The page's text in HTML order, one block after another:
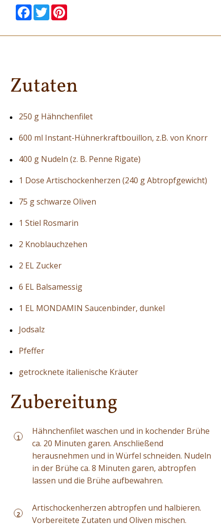
null
Facebook
null null
Twitter
null null
null
Zutaten
250 g Hähnchenfilet
600 ml Instant-Hühnerkraftbouillon, z.B. von Knorr
400 g Nudeln (z. B. Penne Rigate)
1 Dose Artischockenherzen (240 g Abtropfgewicht)
75 g schwarze Oliven
1 Stiel Rosmarin
2 Knoblauchzehen
2 EL Zucker
6 EL Balsamessig
1 EL MONDAMIN Saucenbinder, dunkel
Jodsalz
Pfeffer
getrocknete italienische Kräuter
Zubereitung
1
Hähnchenfilet waschen und in kochender Brühe
ca. 20 Minuten garen. Anschließend
herausnehmen und in Würfel schneiden. Nudeln
in der Brühe ca. 8 Minuten garen, abtropfen
lassen und die Brühe aufbewahren.
2
Artischockenherzen abtropfen und halbieren.
Vorbereitete Zutaten und Oliven mischen.